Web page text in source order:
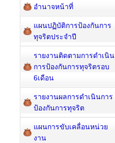
อำนาจหน้าที่
แผนปฏิบัติการป้องกันการ
ทุจริตประจำปี
รายงานติดตามการดำเนิน
การป้องกันการทุจริตรอบ
6เดือน
รายงานผลการดำเนินการ
ป้องกันการทุจริต
แผนการขับเคลื่อนหน่วย
งาน